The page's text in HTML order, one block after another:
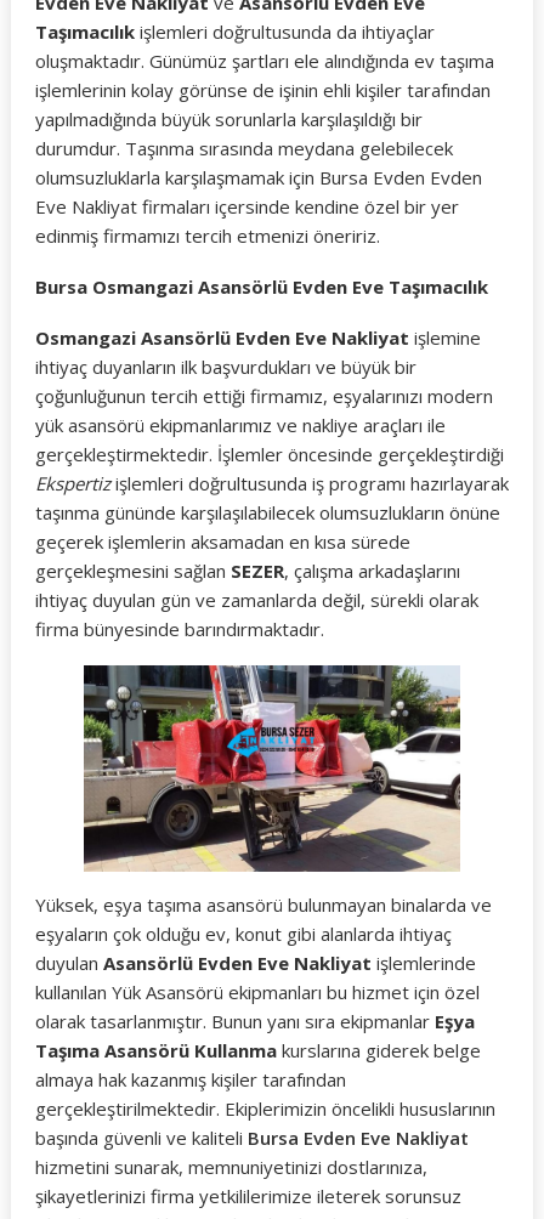
Taşımacılıkişlemleri doğrultusunda da ihtiyaçlar
oluşmaktadır. Günümüz şartları ele alındığında ev taşıma
işlemlerinin kolay görünse de işinin ehli kişiler tarafından
yapılmadığında büyük sorunlarla karşılaşıldığı bir
durumdur. Taşınma sırasında meydana gelebilecek
olumsuzluklarla karşılaşmamak için Bursa Evden Evden
Eve Nakliyat firmaları içersinde kendine özel bir yer
edinmiş firmamızı tercih etmenizi öneririz.
Bursa Osmangazi Asansörlü Evden Eve Taşımacılık
Osmangazi Asansörlü Evden Eve Nakliyat işlemine
ihtiyaç duyanların ilk başvurdukları ve büyük bir
çoğunluğunun tercih ettiği firmamız, eşyalarınızı modern
yük asansörü ekipmanlarımız ve nakliye araçları ile
gerçekleştirmektedir. İşlemler öncesinde gerçekleştirdiği
Ekspertizişlemleri doğrultusunda iş programı hazırlayarak
taşınma gününde karşılaşılabilecek olumsuzlukların önüne
geçerek işlemlerin aksamadan en kısa sürede
gerçekleşmesini sağlan SEZER, çalışma arkadaşlarını
ihtiyaç duyulan gün ve zamanlarda değil, sürekli olarak
firma bünyesinde barındırmaktadır.
Yüksek, eşya taşıma asansörü bulunmayan binalarda ve
eşyaların çok olduğu ev, konut gibi alanlarda ihtiyaç
duyulan Asansörlü Evden Eve Nakliyat işlemlerinde
kullanılan Yük Asansörü ekipmanları bu hizmet için özel
olarak tasarlanmıştır. Bunun yanı sıra ekipmanlar Eşya
Taşıma Asansörü Kullanmakurslarına giderek belge
almaya hak kazanmış kişiler tarafından
gerçekleştirilmektedir. Ekiplerimizin öncelikli hususlarının
başında güvenli ve kaliteli Bursa Evden Eve Nakliyat
hizmetini sunarak, memnuniyetinizi dostlarınıza,
şikayetlerinizi firma yetkililerimize ileterek sorunsuz